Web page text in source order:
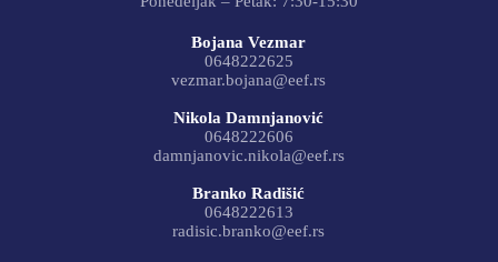
Bojana Vezmar
0648222625
vezmar.bojana@eef.rs
Nikola Damnjanović
0648222606
damnjanovic.nikola@eef.rs
Branko Radišić
0648222613
radisic.branko@eef.rs